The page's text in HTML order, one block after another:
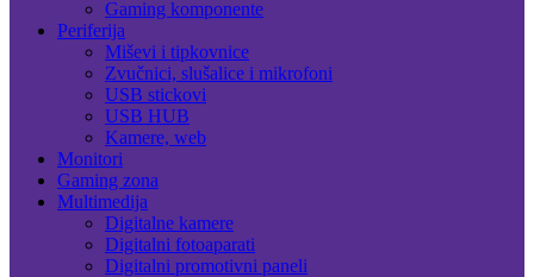
Gaming komponente
Periferija
Miševi i tipkovnice
Zvučnici, slušalice i mikrofoni
USB stickovi
USB HUB
Kamere, web
Monitori
Gaming zona
Multimedija
Digitalne kamere
Digitalni fotoaparati
Digitalni promotivni paneli